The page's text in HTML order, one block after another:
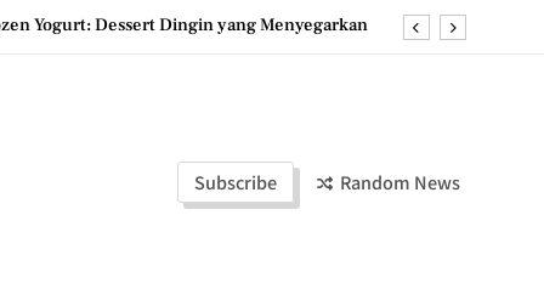
Yogurt: Dessert Dingin yang Menyegarkan
Roti Jepang Lembut yang Menggoda Selera
Manis dan Gurih yang Memanjakan Lidah
Subscribe Random News